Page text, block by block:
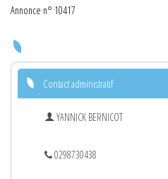
Annonce n° 10417
Contact administratif
YANNICK BERNICOT
0298730438